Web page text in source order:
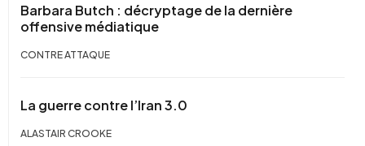
Barbara Butch : décryptage de la dernière
offensive médiatique
CONTRE ATTAQUE
La guerre contre l’Iran 3.0
ALASTAIR CROOKE